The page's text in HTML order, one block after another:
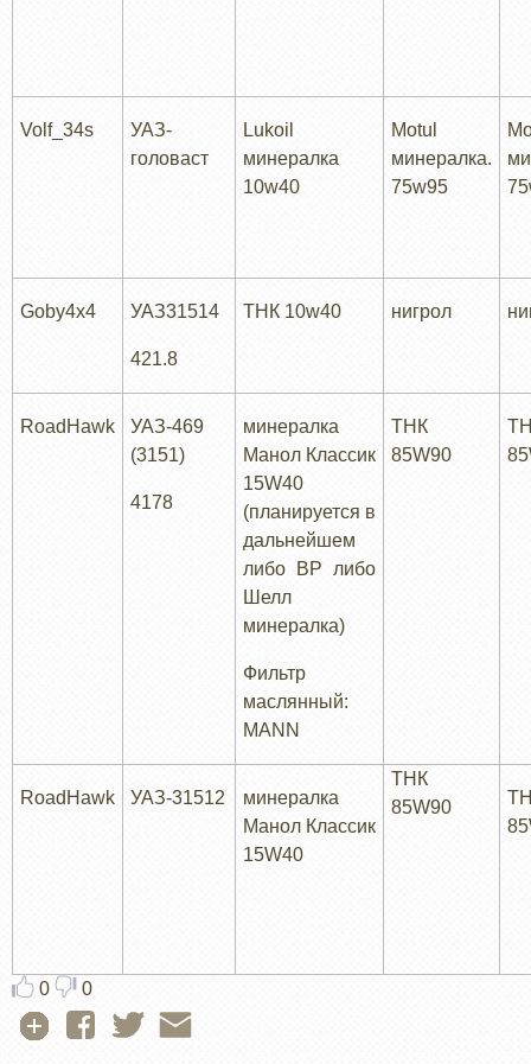
Volf_34s
УАЗ-
головаст
Lukoil
минералка
10w40
Motul
минералка.
75w95
Goby4x4 УАЗ31514
421.8
ТНК 10w40 нигрол
RoadHawk
УАЗ-469
(3151)
4178
минералка
Манол Классик
15W40
(планируется в
дальнейшем
либо ВР либо
Шелл
минералка)
Фильтр
маслянный:
МАNN
ТНК
85W90
RoadHawk УАЗ-31512
минералка
Манол Классик
15W40
ТНК
85W90
0 0